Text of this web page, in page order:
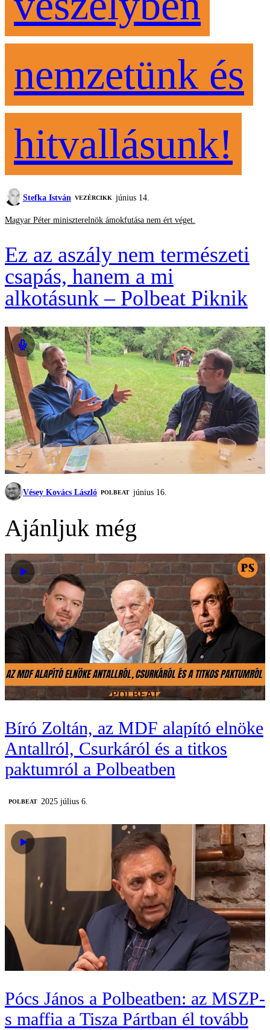
nemzetünk és
hitvallásunk!
Stefka István VEZÉRCIKK június 14.
Magyar Péter miniszterelnök ámokfutása nem ért véget.
Ez az aszály nem természeti
csapás, hanem a mi
alkotásunk – Polbeat Piknik
Vésey Kovács László ‎POLBEAT június 16.
Ajánljuk még
Bíró Zoltán, az MDF alapító elnöke
Antallról, Csurkáról és a titkos
paktumról a Polbeatben
‎POLBEAT 2025 július 6.
Pócs János a Polbeatben: az MSZP-
s maffia a Tisza Pártban él tovább